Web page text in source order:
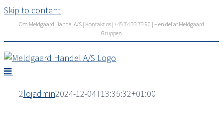
Skip to content
Om Meldgaard Handel A/S | Kontakt os | +45 74 33 73 90 | – en del af Meldgaard
Gruppen
2lojadmin2024-12-04T13:35:32+01:00